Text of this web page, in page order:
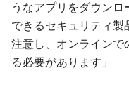
うなアプリをダウン
できるセキュリティ製
注意し、オンラインで
る必要があります」